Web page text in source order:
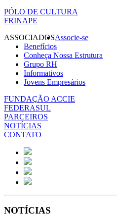
PÓLO DE CULTURA
FRINAPE
ASSOCIADOSAssocie-se
Benefícios
Conheça Nossa Estrutura
Grupo RH
Informativos
Jovens Empresários
FUNDAÇÃO ACCIE
FEDERASUL
PARCEIROS
NOTÍCIAS
CONTATO
NOTÍCIAS